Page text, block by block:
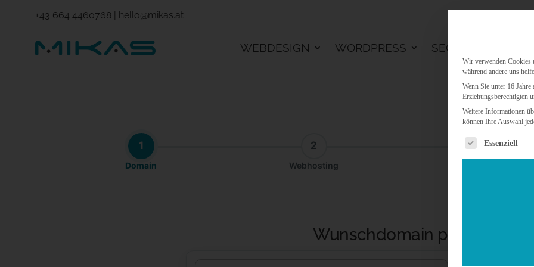
+43 664 4460768| hello@mikas.at
WEBDESIGN WORDPRESS SEO
1
Domain
2
Webhosting
3
Wunschdomain prüfen
Wir verwenden Cookies
während andere uns
Wenn Sie unter 16
Erziehungsberechtigten
Weitere Informationen
können Ihre Auswahl
Es folgt eine
Essenziell